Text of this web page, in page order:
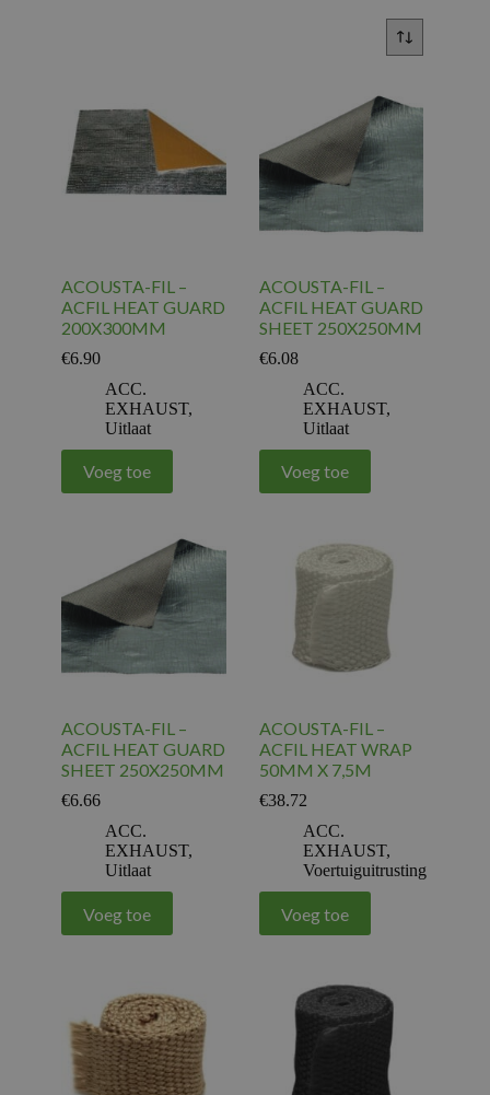
ACOUSTA-FIL –
ACFIL HEAT GUARD
200X300MM
€6.90
ACC.
EXHAUST,
Uitlaat
Voeg toe
ACOUSTA-FIL –
ACFIL HEAT GUARD
SHEET 250X250MM
€6.08
ACC.
EXHAUST,
Uitlaat
Voeg toe
ACOUSTA-FIL –
ACFIL HEAT GUARD
SHEET 250X250MM
€6.66
ACC.
EXHAUST,
Uitlaat
Voeg toe
ACOUSTA-FIL –
ACFIL HEAT WRAP
50MM X 7,5M
€38.72
ACC.
EXHAUST,
Voertuiguitrusting
Voeg toe